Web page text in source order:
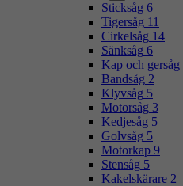
Sticksåg 6
Tigersåg 11
Cirkelsåg 14
Sänksåg 6
Kap och gersåg
Bandsåg 2
Klyvsåg 5
Motorsåg 3
Kedjesåg 5
Golvsåg 5
Motorkap 9
Stensåg 5
Kakelskärare 2